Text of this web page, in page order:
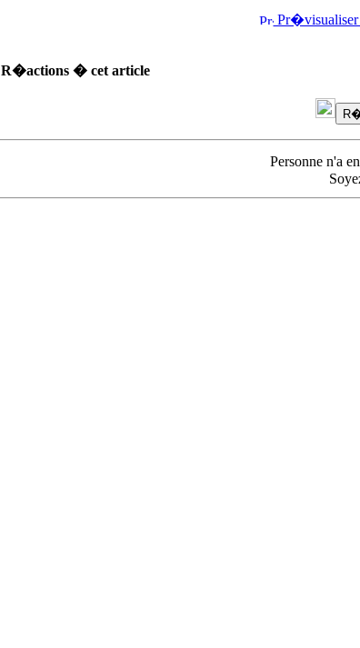
Pr�visualiser
R�actions � cet article
Personne n'a